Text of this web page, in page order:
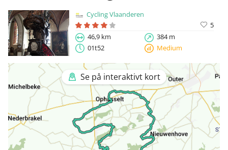
Cycling Vlaanderen
5
46,9 km
384 m
01t52
Medium
Se på interaktivt kort